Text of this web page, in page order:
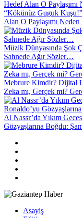
“Kökünüz Guguk
Alan O Paylaşımı
Müzik Dünyasında Şok
Sahnede Ağır Sözler…
Mebrure Kimdir? Dijital
Zeka mı, Gerçek mi?
Al Nassr’da Yıkım
Gözyaşlarına Boğdu:
Asayiş